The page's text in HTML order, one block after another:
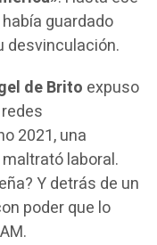
guardado
desvinculación.
de Brito expuso
2021, una
laboral.
Y detrás de un
poder que lo